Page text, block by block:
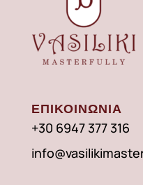
ΕΠΙΚΟΙΝΩΝΙΑ
+30 6947 377 316